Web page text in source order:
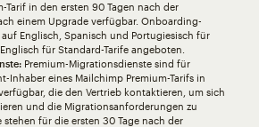
Tarif in den ersten 90 Tagen nach der
einem Upgrade verfügbar. Onboarding-
Englisch, Spanisch und Portugiesisch für
für Standard-Tarife angeboten.
Premium-Migrationsdienste sind für
Inhaber eines Mailchimp Premium-Tarifs in
die den Vertrieb kontaktieren, um sich
und die Migrationsanforderungen zu
stehen für die ersten 30 Tage nach der